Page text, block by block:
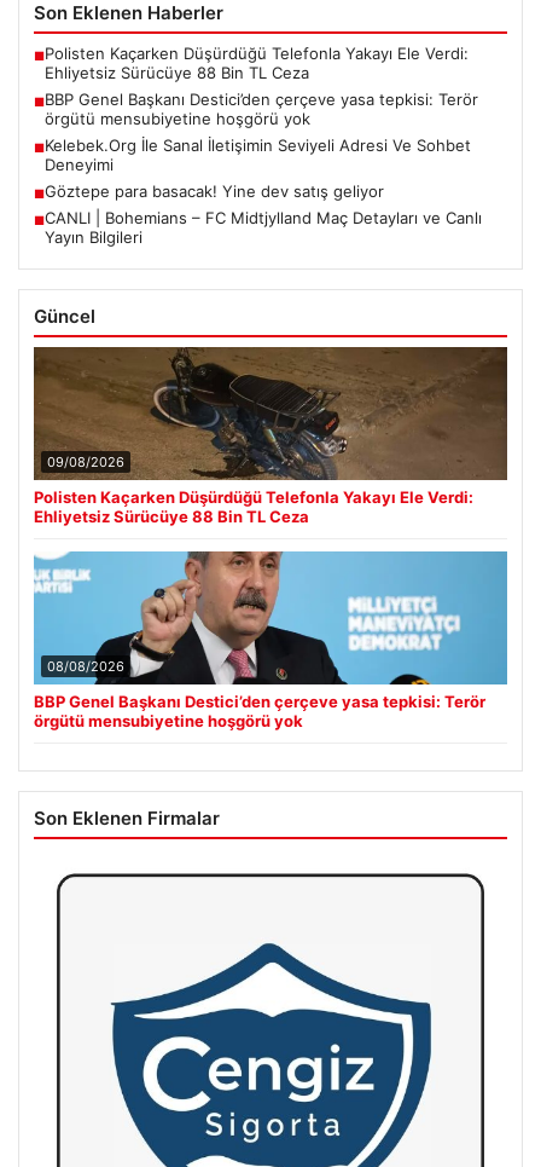
Son Eklenen Haberler
■Polisten Kaçarken Düşürdüğü Telefonla Yakayı Ele Verdi:
Ehliyetsiz Sürücüye 88 Bin TL Ceza
■BBP Genel Başkanı Destici’den çerçeve yasa tepkisi: Terör
örgütü mensubiyetine hoşgörü yok
■Kelebek.Org İle Sanal İletişimin Seviyeli Adresi Ve Sohbet
Deneyimi
■Göztepe para basacak! Yine dev satış geliyor
■CANLI | Bohemians – FC Midtjylland Maç Detayları ve Canlı
Yayın Bilgileri
Güncel
09/08/2026
Polisten Kaçarken Düşürdüğü Telefonla Yakayı Ele Verdi:
Ehliyetsiz Sürücüye 88 Bin TL Ceza
08/08/2026
BBP Genel Başkanı Destici’den çerçeve yasa tepkisi: Terör
örgütü mensubiyetine hoşgörü yok
Son Eklenen Firmalar